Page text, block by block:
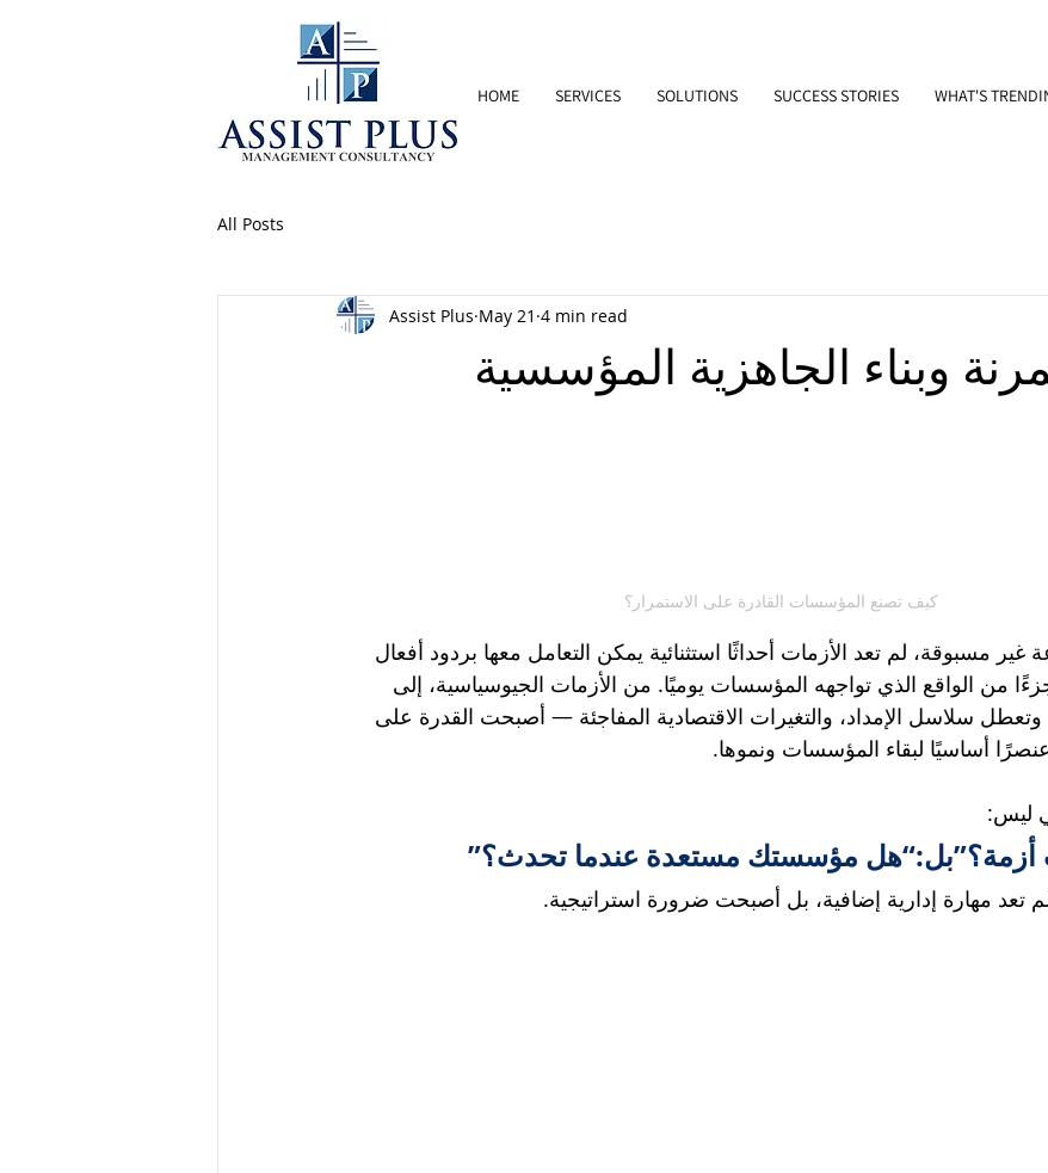
HOME SERVICES SOLUTIONS SUCCESS STORIES WHAT'S
All Posts
وبناء الجاهزية المؤسسية
Assist Plus May 21 4 min read
كيف تصنع المؤسسات القادرة على الاستمرار؟
مسبوقة، لم تعد الأزمات أحداثًا استثنائية يمكن التعامل معها بردود أفعال
من الواقع الذي تواجهه المؤسسات يوميًا. من الأزمات الجيوسياسية، إلى
وتعطل سلاسل الإمداد، والتغيرات الاقتصادية المفاجئة — أصبحت القدرة على
أساسيًا لبقاء المؤسسات ونموها.
ليس:
مؤسستك مستعدة عندما تحدث؟”
لم تعد مهارة إدارية إضافية، بل أصبحت ضرورة استراتيجية.